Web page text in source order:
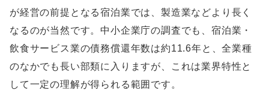
が経営の前提となる宿泊業では、製造業などより長く
なるのが当然です。中小企業庁の調査でも、宿泊業・
飲食サービス業の債務償還年数は約11.6年と、全業種
のなかでも長い部類に入りますが、これは業界特性と
して一定の理解が得られる範囲です。